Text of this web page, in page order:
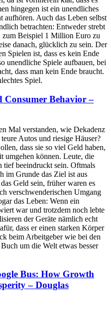
hingegen ist ein unendliches
aufhören. Auch das Leben selbst
betrachten: Entweder strebt
zum Beispiel 1 Million Euro zu
danach, glücklich zu sein. Der
Spielen ist, dass es kein Ende
unendliche Spiele aufbauen, bei
dass man kein Ende braucht.
Spiel.
Consumer Behavior –
Mal verstanden, wie Dekadenz
Autos und riesige Häuser?
dass sie so viel Geld haben,
umgehen können. Leute, die
tief beeindruckt sein. Oftmals
im Grunde das Ziel ist aus
Geld sein, früher waren es
verschwenderischen Umgang
das Leben: Wenn ein
war und trotzdem noch lebte
der Geräte nämlich echt
dass er einen starken Körper
beim Arbeitgeber wie bei den
um die Welt etwas besser
Bus: How Growth
– Douglas